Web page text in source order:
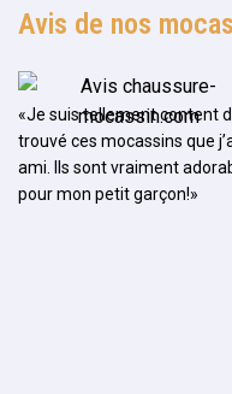
Avis de nos
«Je suis tellement content
trouvé ces mocassins que
ami. Ils sont vraiment
pour mon petit garçon!»